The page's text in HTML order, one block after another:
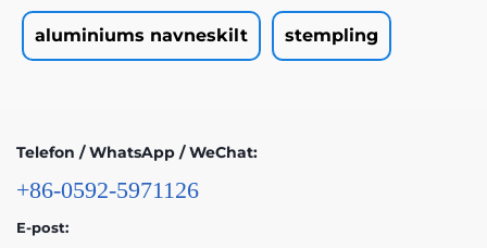
aluminiums navneskilt stempling
Telefon / WhatsApp / WeChat:
+86-0592-5971126
E-post: